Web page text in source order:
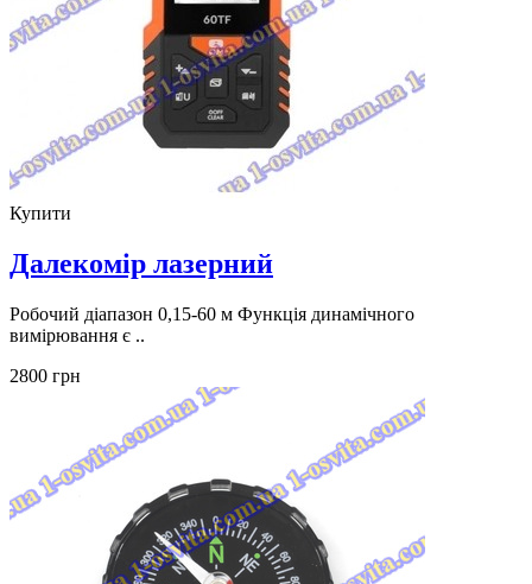
Купити
Далекомір лазерний
Робочий діапазон 0,15-60 м Функція динамічного
вимірювання є ..
2800 грн